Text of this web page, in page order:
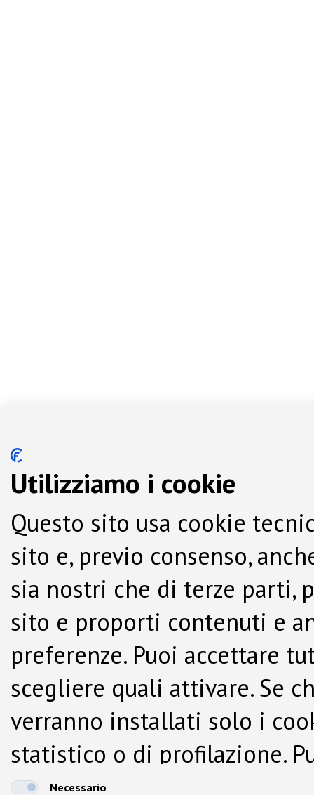
Utilizziamo i cookie
Questo sito usa cookie
sito e, previo consenso,
sia nostri che di terze parti,
sito e proporti contenuti e
preferenze. Puoi accettare
scegliere quali attivare. Se
verranno installati solo i
statistico o di profilazione.
dalla Cookie Policy.
Necessario